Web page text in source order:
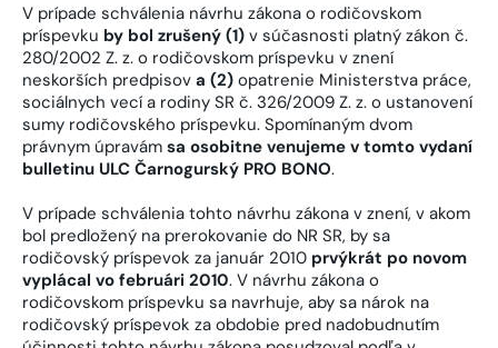
V prípade schválenia návrhu zákona o rodičovskom
príspevku by bol zrušený (1) v súčasnosti platný zákon č.
280/2002 Z. z. o rodičovskom príspevku v znení
neskorších predpisov a (2) opatrenie Ministerstva práce,
sociálnych vecí a rodiny SR č. 326/2009 Z. z. o ustanovení
sumy rodičovského príspevku. Spomínaným dvom
právnym úpravám sa osobitne venujeme v tomto vydaní
bulletinu ULC Čarnogurský PRO BONO.
V prípade schválenia tohto návrhu zákona v znení, v akom
bol predložený na prerokovanie do NR SR, by sa
rodičovský príspevok za január 2010 prvýkrát po novom
vyplácal vo februári 2010. V návrhu zákona o
rodičovskom príspevku sa navrhuje, aby sa nárok na
rodičovský príspevok za obdobie pred nadobudnutím